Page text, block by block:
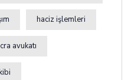
haciz işlemleri
avukatı